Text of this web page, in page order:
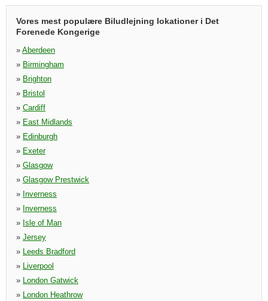
Vores mest populære Biludlejning lokationer i Det
Forenede Kongerige
» Aberdeen
» Birmingham
» Brighton
» Bristol
» Cardiff
» East Midlands
» Edinburgh
» Exeter
» Glasgow
» Glasgow Prestwick
» Inverness
» Inverness
» Isle of Man
» Jersey
» Leeds Bradford
» Liverpool
» London Gatwick
» London Heathrow